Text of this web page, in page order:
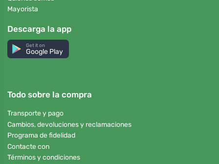
Mayorista
Descarga la app
Get it on
Google Play
Todo sobre la compra
Transporte y pago
Cambios, devoluciones y reclamaciones
Programa de fidelidad
Contacte con
Términos y condiciones